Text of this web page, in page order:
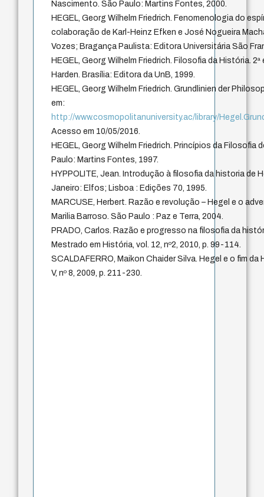
Nascimento. São Paulo: Martins Fontes, 2000.
HEGEL, Georg Wilhelm Friedrich. Fenomenologia do
colaboração de Karl-Heinz Efken e José Nogueira
Vozes; Bragança Paulista: Editora Universitária São
HEGEL, Georg Wilhelm Friedrich. Filosofia da História.
Harden. Brasília: Editora da UnB, 1999.
HEGEL, Georg Wilhelm Friedrich. Grundlinien der
em:
http://www.cosmopolitanuniversity.ac/library/
Acesso em 10/05/2016.
HEGEL, Georg Wilhelm Friedrich. Princípios da Filosofia
Paulo: Martins Fontes, 1997.
HYPPOLITE, Jean. Introdução à filosofia da historia de
Janeiro: Elfos; Lisboa : Edições 70, 1995.
MARCUSE, Herbert. Razão e revolução – Hegel e o
Marilia Barroso. São Paulo : Paz e Terra, 2004.
PRADO, Carlos. Razão e progresso na filosofia da
Mestrado em História, vol. 12, nº2, 2010, p. 99-114.
SCALDAFERRO, Maikon Chaider Silva. Hegel e o fim
V, nº 8, 2009, p. 211-230.